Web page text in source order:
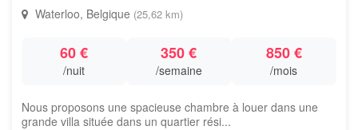
Waterloo, Belgique (25,62 km)
60 €
/nuit
350 €
/semaine
850 €
/mois
Nous proposons une spacieuse chambre à louer dans une
grande villa située dans un quartier rési...